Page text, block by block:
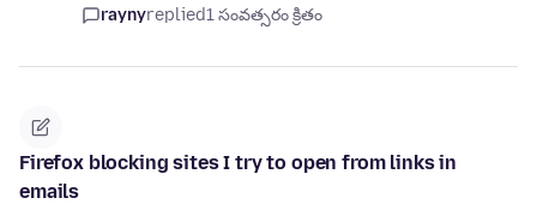
raynyreplied1 సంవత్సరం క్రితం
Firefox blocking sites I try to open from links in
emails